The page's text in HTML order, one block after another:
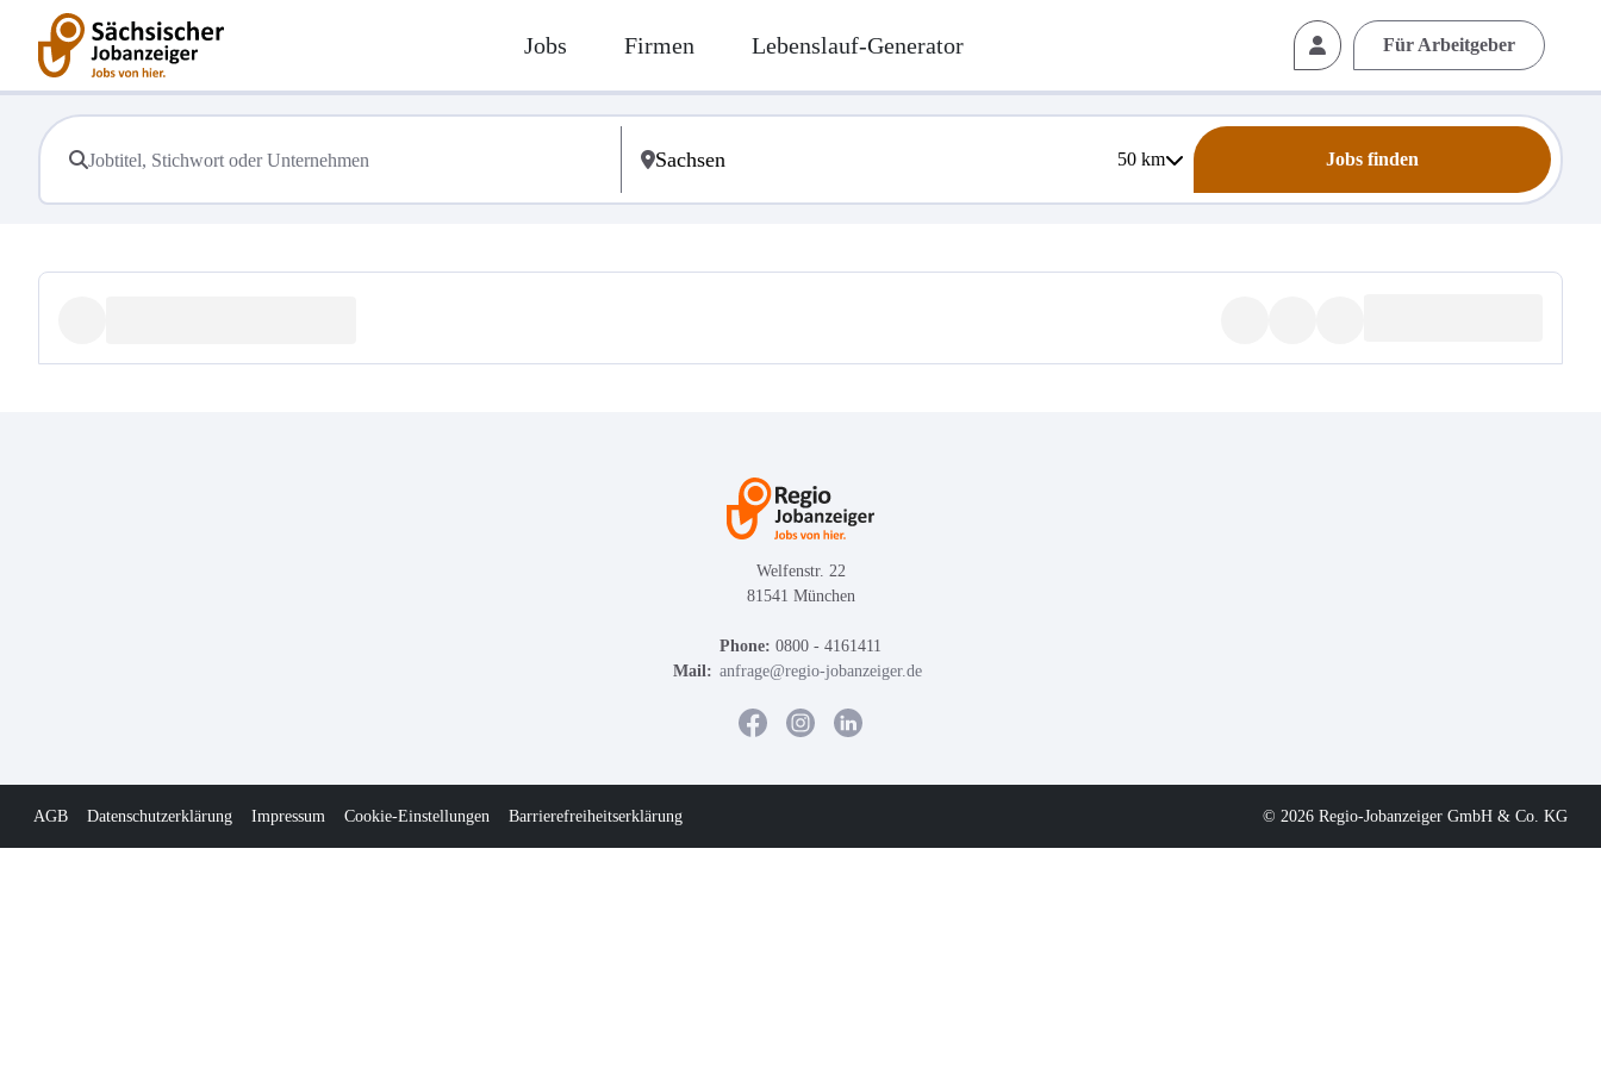
Jobs Firmen Lebenslauf-Generator Für Arbeitgeber
50km Jobs finden
Welfenstr. 22
81541 München
Phone: 0800 - 4161411
Mail: anfrage@regio-jobanzeiger.de
AGB Datenschutzerklärung Impressum Cookie-Einstellungen Barrierefreiheitserklärung © 2026 Regio-Jobanzeiger GmbH & Co. KG